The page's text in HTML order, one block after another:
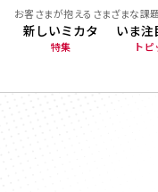
お客さまが抱えるさまざまな課
新しいミカタ
特集
いま注
トピ